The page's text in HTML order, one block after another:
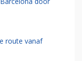
route vanaf